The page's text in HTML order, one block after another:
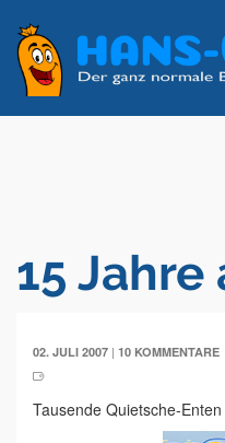
15 Jahre
02. JULI 2007 | 10 KOMMENTARE
Tausende Quietsche-